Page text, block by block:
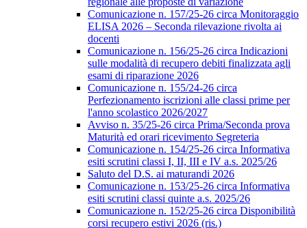
Comunicazione n. 157/25-26 circa Monitoraggio
ELISA 2026 – Seconda rilevazione rivolta ai
docenti
Comunicazione n. 156/25-26 circa Indicazioni
sulle modalità di recupero debiti finalizzata agli
esami di riparazione 2026
Comunicazione n. 155/24-26 circa
Perfezionamento iscrizioni alle classi prime per
l'anno scolastico 2026/2027
Avviso n. 35/25-26 circa Prima/Seconda prova
Maturità ed orari ricevimento Segreteria
Comunicazione n. 154/25-26 circa Informativa
esiti scrutini classi I, II, III e IV a.s. 2025/26
Saluto del D.S. ai maturandi 2026
Comunicazione n. 153/25-26 circa Informativa
esiti scrutini classi quinte a.s. 2025/26
Comunicazione n. 152/25-26 circa Disponibilità
corsi recupero estivi 2026 (ris.)